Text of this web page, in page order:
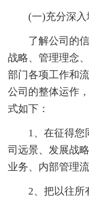
(一)充分深入
了解公司的
战略、管理理念
部门各项工作和
公司的整体运作
式如下：
1、在征得您
司远景、发展战
业务、内部管理
2、把以往所